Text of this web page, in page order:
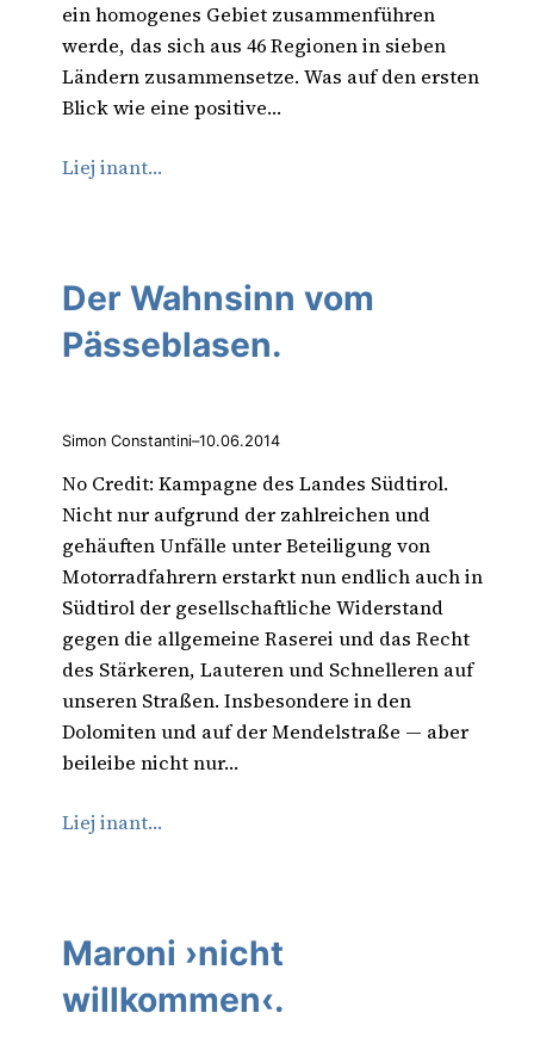
ein homogenes Gebiet zusammenführen
werde, das sich aus 46 Regionen in sieben
Ländern zusammensetze. Was auf den ersten
Blick wie eine positive…
Liej inant…
Der Wahnsinn vom
Pässeblasen.
Simon Constantini–10.06.2014
No Credit: Kampagne des Landes Südtirol.
Nicht nur aufgrund der zahlreichen und
gehäuften Unfälle unter Beteiligung von
Motorradfahrern erstarkt nun endlich auch in
Südtirol der gesellschaftliche Widerstand
gegen die allgemeine Raserei und das Recht
des Stärkeren, Lauteren und Schnelleren auf
unseren Straßen. Insbesondere in den
Dolomiten und auf der Mendelstraße — aber
beileibe nicht nur…
Liej inant…
Maroni ›nicht
willkommen‹.